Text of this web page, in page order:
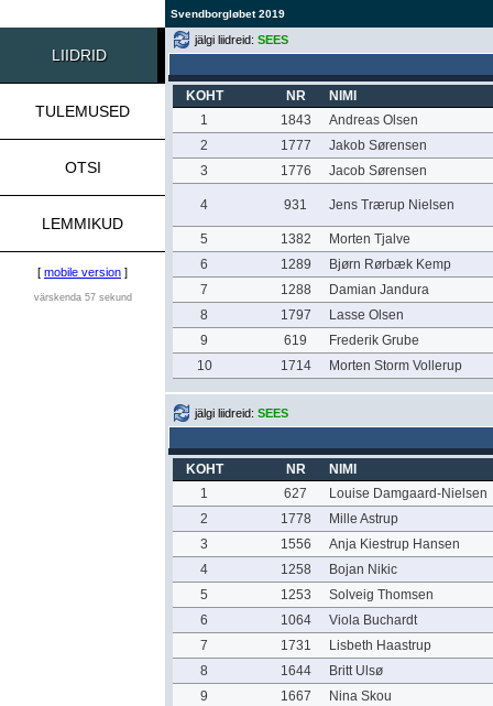
Svendborgløbet 2019
LIIDRID
TULEMUSED
OTSI
LEMMIKUD
[ mobile version ]
värskenda 57 sekund
jälgi liidreid: SEES
KOHT NR
NIMI
1
1843
Andreas Olsen
2
1777
Jakob Sørensen
3
1776 Jacob Sørensen
4 931 Jens Trærup Nielsen
5 1382
Morten Tjalve
6
1289
Bjørn Rørbæk Kemp
7
1288
Damian Jandura
8
1797
Lasse Olsen
9
619
Frederik Grube
10
1714 Morten Storm Vollerup
jälgi liidreid: SEES
KOHT NR
NIMI
1
627
Louise Damgaard-Nielsen
2
1778
Mille Astrup
3
1556
Anja Kiestrup Hansen
4
1258
Bojan Nikic
5
1253
Solveig Thomsen
6
1064
Viola Buchardt
7
1731
Lisbeth Haastrup
8
1644
Britt Ulsø
9
1667
Nina Skou